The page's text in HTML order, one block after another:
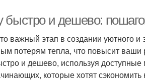
и дешево:
важный этап в создании уютного
потерям тепла, что повысит
и дешево, используя
которые хотят